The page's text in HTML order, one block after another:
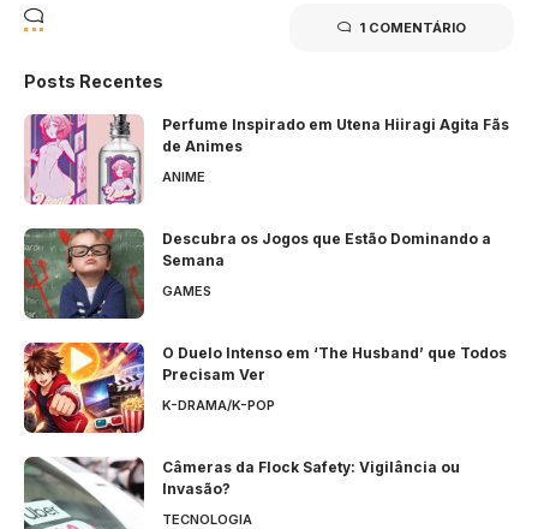
1 COMENTÁRIO
Posts Recentes
Perfume Inspirado em Utena Hiiragi Agita Fãs
de Animes
ANIME
Descubra os Jogos que Estão Dominando a
Semana
GAMES
O Duelo Intenso em ‘The Husband’ que Todos
Precisam Ver
K-DRAMA/K-POP
Câmeras da Flock Safety: Vigilância ou
Invasão?
TECNOLOGIA